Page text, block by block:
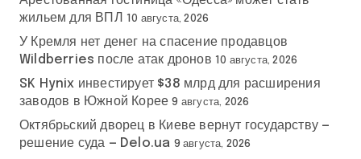
жильем для ВПЛ
10 августа, 2026
У Кремля нет денег на спасение продавцов
Wildberries после атак дронов 10 августа, 2026
SK Hynix инвестирует $38 млрд для расширения
заводов в Южной Корее 9 августа, 2026
Октябрьский дворец в Киеве вернут государству —
решение суда — Delo.ua 9 августа, 2026